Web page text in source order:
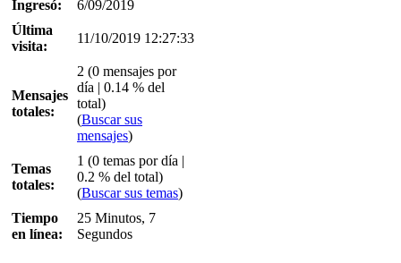
Ingresó:
6/09/2019
Última
visita:
11/10/2019 12:27:33
Mensajes
totales:
2 (0 mensajes por
día | 0.14 % del
total)
(Buscar sus
mensajes)
Temas
totales:
1 (0 temas por día |
0.2 % del total)
(Buscar sus temas)
Tiempo
en línea:
25 Minutos, 7
Segundos